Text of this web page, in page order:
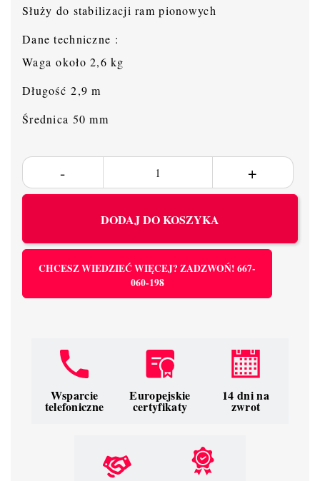
Służy do stabilizacji ram pionowych
Dane techniczne :
Waga około 2,6 kg
Długość 2,9 m
Średnica 50 mm
DODAJ DO KOSZYKA
CHCESZ WIEDZIEĆ WIĘCEJ? ZADZWOŃ! 667-
060-198
Wsparcie
telefoniczne
Europejskie
certyfikaty
14 dni na
zwrot